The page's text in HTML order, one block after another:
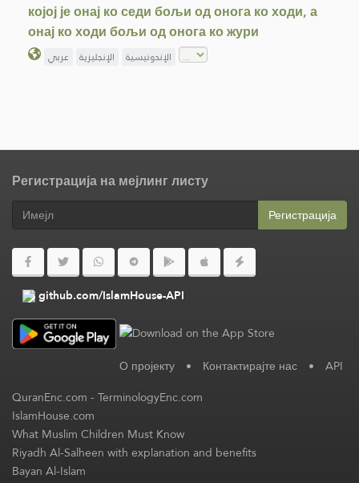
којој је онај ко седи бољи од онога ко ходи, а
онај ко ходи бољи од онога ко жури
عربي الإنجليزية الإندونيسية
Регистрација на мејлинг листу
Регистрација
github.com/IslamHouse-API
О пројекту • Контактирајте нас • API
QuranEnc.com-TerminologyEnc.com
IslamHouse.com
What Muslim Children Must Know
Riyadh Al-Salheen with explanation and benefits
Bayan Al-Islam